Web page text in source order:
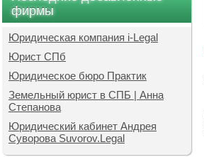
фирмы
Юридическая компания i-Legal
Юрист СПб
Юридическое бюро Практик
Земельный юрист в СПБ | Анна
Степанова
Юридический кабинет Андрея
Суворова Suvorov.Legal